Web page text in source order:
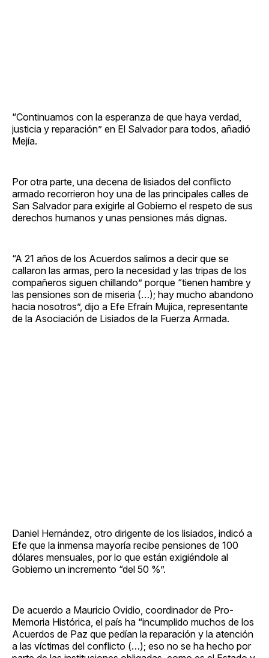
“Continuamos con la esperanza de que haya verdad,
justicia y reparación” en El Salvador para todos, añadió
Mejía.
Por otra parte, una decena de lisiados del conflicto
armado recorrieron hoy una de las principales calles de
San Salvador para exigirle al Gobierno el respeto de sus
derechos humanos y unas pensiones más dignas.
“A 21 años de los Acuerdos salimos a decir que se
callaron las armas, pero la necesidad y las tripas de los
compañeros siguen chillando” porque “tienen hambre y
las pensiones son de miseria (…); hay mucho abandono
hacia nosotros”, dijo a Efe Efraín Mujica, representante
de la Asociación de Lisiados de la Fuerza Armada.
Daniel Hernández, otro dirigente de los lisiados, indicó a
Efe que la inmensa mayoría recibe pensiones de 100
dólares mensuales, por lo que están exigiéndole al
Gobierno un incremento “del 50 %”.
De acuerdo a Mauricio Ovidio, coordinador de Pro-
Memoria Histórica, el país ha “incumplido muchos de los
Acuerdos de Paz que pedían la reparación y la atención
a las víctimas del conflicto (…); eso no se ha hecho por